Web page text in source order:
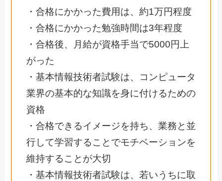
・合格にかかった費用は、約1万円程度
・合格にかかった勉強時間は3年程度
・合格後、月給が資格手当で5000円上
がった
・基本情報技術者試験は、コンピュータ
業界の基本的な知識を身に付けるための
資格
・合格できるイメージを持ち、業務と並
行して学習することでモチベーションを
維持することが大切
・基本情報技術者試験は、若いうちに取